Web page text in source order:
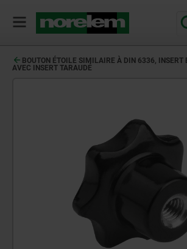
BOUTON ÉTOILE SIMILAIRE À DIN 6336, INSERT
AVEC INSERT TARAUDÉ